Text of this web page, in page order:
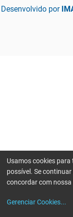
Desenvolvido por
Usamos cookies
possível. Se
concordar com nossa
Gerenciar Cookies...
Erro ao enviar